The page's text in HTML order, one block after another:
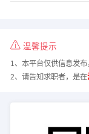
温馨提示
1、本平台仅供信息发布
2、请告知求职者，是在